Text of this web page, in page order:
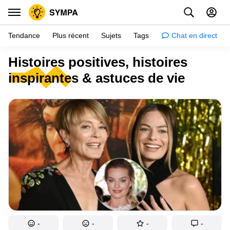
Histoires positives, histoires
inspirantes & astuces de vie
- - - -
Tendance Plus récent Sujets Tags Chat en direct
Inspiration
Psychologie
Conseils
Filles
Couple
Histoires
Éducation
Gens